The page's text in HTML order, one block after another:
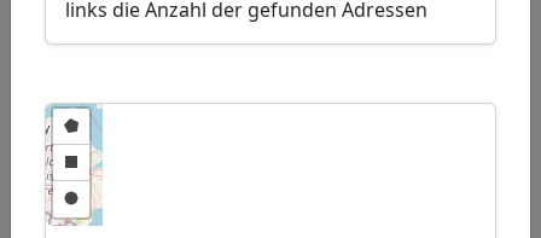
links die Anzahl der gefunden Adressen